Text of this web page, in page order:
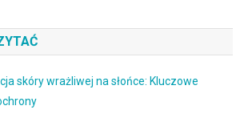
skóry wrażliwej na słońce: Kluczowe